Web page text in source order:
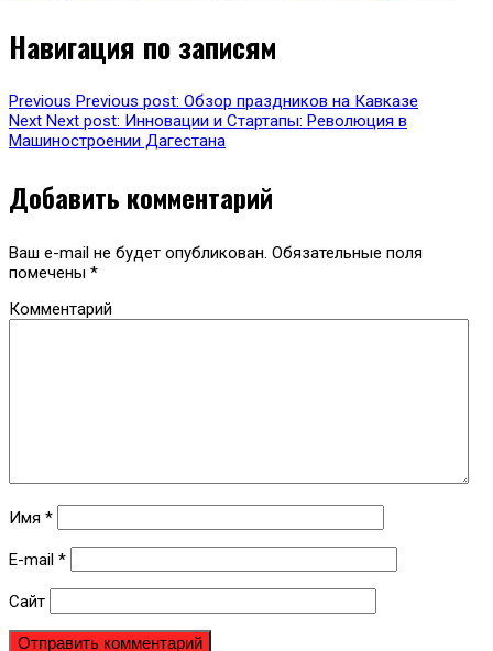
Навигация по записям
Previous Previous post: Обзор праздников на Кавказе
Next Next post: Инновации и Стартапы: Революция в
Машиностроении Дагестана
Добавить комментарий
Ваш e-mail не будет опубликован. Обязательные поля
помечены *
Комментарий
Имя *
E-mail *
Сайт